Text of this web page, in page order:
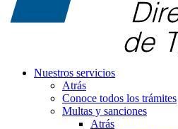
Nuestros servicios
Atrás
Conoce todos los trámites
Multas y sanciones
Atrás